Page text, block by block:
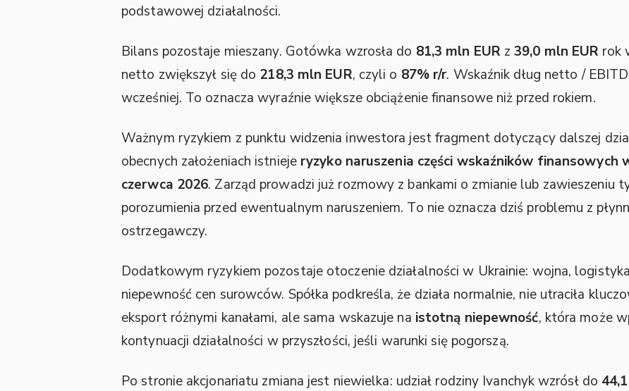
podstawowej działalności.
Bilans pozostaje mieszany. Gotówka wzrosła do 81,3 mln EUR z39,0 mln EUR rok
netto zwiększył się do 218,3 mln EUR, czyli o 87% r/r. Wskaźnik dług netto /
wcześniej. To oznacza wyraźnie większe obciążenie finansowe niż przed rokiem.
Ważnym ryzykiem z punktu widzenia inwestora jest fragment dotyczący dalszej
obecnych założeniach istnieje ryzyko naruszenia części wskaźników
czerwca 2026. Zarząd prowadzi już rozmowy z bankami o zmianie lub zawieszeniu
porozumienia przed ewentualnym naruszeniem. To nie oznacza dziś problemu z
ostrzegawczy.
Dodatkowym ryzykiem pozostaje otoczenie działalności w Ukrainie: wojna,
niepewność cen surowców. Spółka podkreśla, że działa normalnie, nie utraciła
eksport różnymi kanałami, ale sama wskazuje na istotną niepewność, która może
kontynuacji działalności w przyszłości, jeśli warunki się pogorszą.
Po stronie akcjonariatu zmiana jest niewielka: udział rodziny Ivanchyk wzrósł do